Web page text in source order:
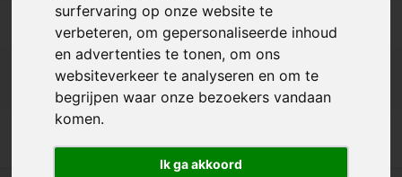
surfervaring op onze website te
verbeteren, om gepersonaliseerde inhoud
en advertenties te tonen, om ons
websiteverkeer te analyseren en om te
begrijpen waar onze bezoekers vandaan
komen.
Ik ga akkoord
Terug